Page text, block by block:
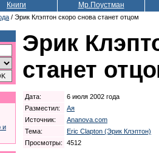
Книги Мр.Поустман
/ Эрик Клэптон скоро снова станет отцом
и
Эрик
станет
Дата:
6 июля 2002 года
Разместил:
Ая
Источник:
Ananova.com
Тема:
Eric Clapton (Эрик Клэптон)
Просмотры:
4512